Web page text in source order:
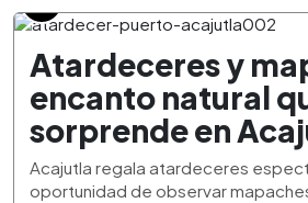
Atardeceres y
encanto natural
sorprende en
Acajutla regala atardeceres
oportunidad de observar